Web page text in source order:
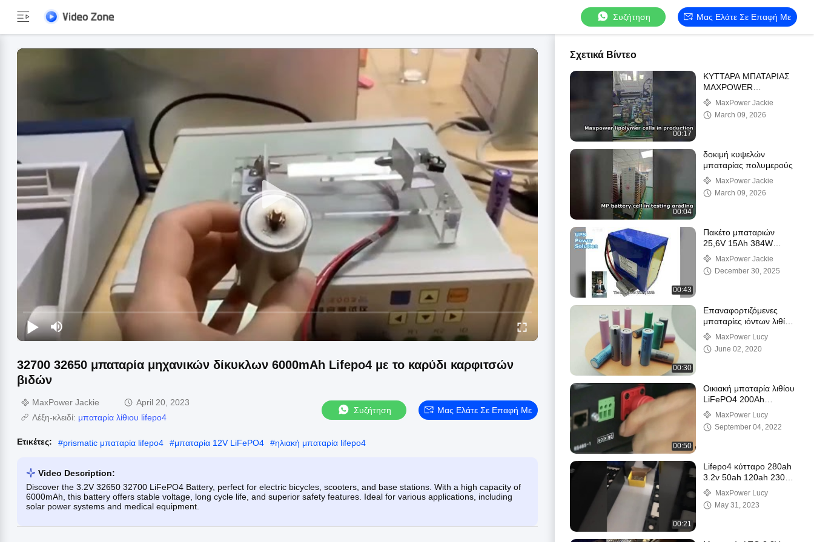
Συζήτηση Μας Ελάτε Σε Επαφή Με
32700 32650 μπαταρία μηχανικών δίκυκλων 6000mAh Lifepo4 με το καρύδι καρφιτσών
βιδών
MaxPower Jackie
April 20, 2023
Λέξη-κλειδί: μπαταρία λίθιου lifepo4
Συζήτηση Μας Ελάτε Σε Επαφή Με
Ετικέτες: #prismatic μπαταρία lifepo4 #μπαταρία 12V LiFePO4 #ηλιακή μπαταρία lifepo4
Video Description:
Discover the 3.2V 32650 32700 LiFePO4 Battery, perfect for electric bicycles, scooters, and base stations. With a high capacity of
6000mAh, this battery offers stable voltage, long cycle life, and superior safety features. Ideal for various applications, including
solar power systems and medical equipment.
Σχετικά Βίντεο
00:17
ΚΥΤΤΑΡΑ ΜΠΑΤΑΡΙΑΣ
MAXPOWER
ΠΟΛΥΜΕΡΗΣ ΣΕ
ΠΑΡΑΓΩΓΗ
MaxPower Jackie
March 09, 2026
00:04
δοκιμή κυψελών
μπαταρίας πολυμερούς
MaxPower Jackie
March 09, 2026
00:43
Πακέτο μπαταριών
25,6V 15Ah 384W
lifepo4 για UPS
MaxPower Jackie
December 30, 2025
00:30
Επαναφορτιζόμενες
μπαταρίες ιόντων λιθίου
3600mAh 1000 κύκλων
MaxPower Lucy
June 02, 2020
00:50
Οικιακή μπαταρία λιθίου
LiFePO4 200Ah
Πυράντοχη
MaxPower Lucy
September 04, 2022
00:21
Lifepo4 κύτταρο 280ah
3.2v 50ah 120ah 230ah
272ah 302ah λίθιου
μπαταριών
MaxPower Lucy
May 31, 2023